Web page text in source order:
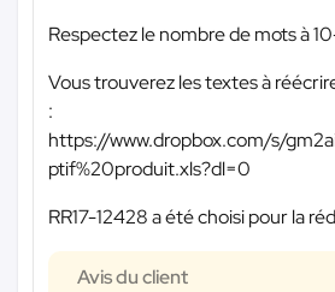
Respectez le nombre de mots à
Vous trouverez les textes à
:
https://www.dropbox.com/s/
ptif%20produit.xls?dl=0
RR17-12428 a été choisi pour la
Avis du client